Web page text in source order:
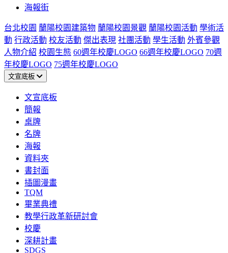
海報街
台北校園 蘭陽校園建築物 蘭陽校園景觀 蘭陽校園活動 學術活
動 行政活動 校友活動 傑出表現 社團活動 學生活動 外賓參觀
人物介紹 校園生態 60週年校慶LOGO 66週年校慶LOGO 70週
年校慶LOGO 75週年校慶LOGO
文宣底板
文宣底板
簡報
桌牌
名牌
海報
資料夾
書封面
插圖漫畫
TQM
畢業典禮
教學行政革新研討會
校慶
深耕計畫
SDGS